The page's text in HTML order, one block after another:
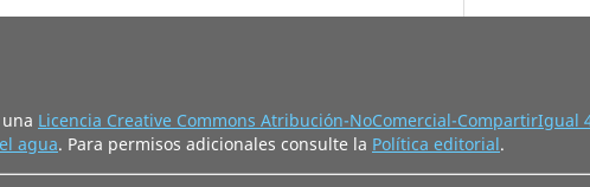
Licencia Creative Commons Atribución-NoComercial-CompartirIgual
agua. Para permisos adicionales consulte la Política editorial.